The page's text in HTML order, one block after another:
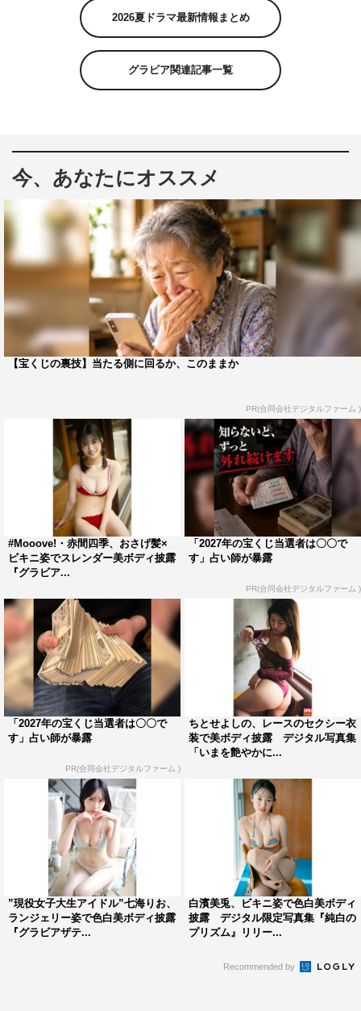
2026夏ドラマ最新情報まとめ
グラビア関連記事一覧
今、あなたにオススメ
【宝くじの裏技】当たる側に回るか、このままか
PR(合同会社デジタルファーム )
#Mooove!・赤間四季、おさげ髪×
ビキニ姿でスレンダー美ボディ披露
『グラビア...
「2027年の宝くじ当選者は〇〇で
す」占い師が暴露
PR(合同会社デジタルファーム )
「2027年の宝くじ当選者は〇〇で
す」占い師が暴露
PR(合同会社デジタルファーム )
ちとせよしの、レースのセクシー衣
装で美ボディ披露 デジタル写真集
「いまを艶やかに...
”現役女子大生アイドル”七海りお、
ランジェリー姿で色白美ボディ披露
『グラビアザテ...
白濱美兎、ビキニ姿で色白美ボディ
披露 デジタル限定写真集『純白の
プリズム』リリー...
Recommended by